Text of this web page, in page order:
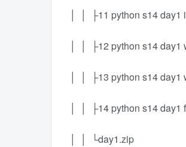
│ │ ├11 python s14 day1
│ │ ├12 python s14 day1
│ │ ├13 python s14 day1
│ │ ├14 python s14 day1
│ │ └day1.zip